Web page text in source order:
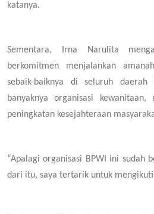
katanya.
Sementara, Irna Narulita
berkomitmen menjalankan
sebaik-baiknya di seluruh daerah
banyaknya organisasi
peningkatan kesejahteraan
“Apalagi organisasi BPWI ini sudah
dari itu, saya tertarik untuk